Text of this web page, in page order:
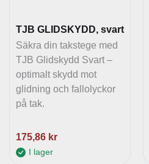
TJB GLIDSKYDD, svart
Säkra din takstege med
TJB Glidskydd Svart –
optimalt skydd mot
glidning och fallolyckor
på tak.
175,86 kr
I lager